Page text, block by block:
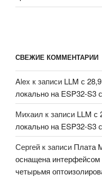
СВЕЖИЕ КОММЕНТАРИИ
Alex к записи LLM с
локально на ESP32-S3
Михаил к записи LLM с
локально на ESP32-S3
Сергей к записи Плата
оснащена
четырьмя